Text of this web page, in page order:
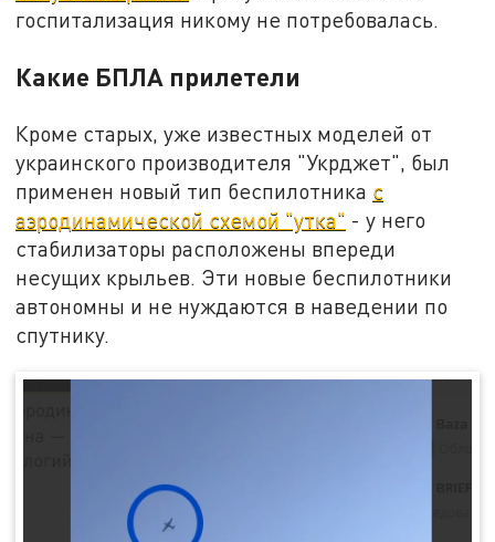
госпитализация никому не потребовалась.
Какие БПЛА прилетели
Кроме старых, уже известных моделей от
украинского производителя "Укрджет", был
применен новый тип беспилотника с
аэродинамической схемой "утка" - у него
стабилизаторы расположены впереди
несущих крыльев. Эти новые беспилотники
автономны и не нуждаются в наведении по
спутнику.